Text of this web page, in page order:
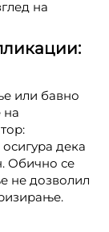
на
или бавно
на
дека
Обично се
не дозволил